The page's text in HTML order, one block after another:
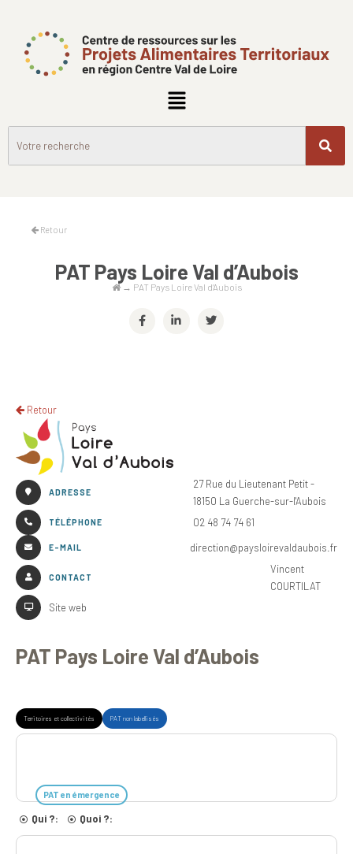
Retour
PAT Pays Loire Val d’Aubois
→ PAT Pays Loire Val d’Aubois
Retour
ADRESSE
27 Rue du Lieutenant Petit -
18150 La Guerche-sur-l'Aubois
TÉLÉPHONE 02 48 74 74 61
E-MAIL direction@paysloirevaldaubois.fr
CONTACT
Vincent
COURTILAT
Site web
PAT Pays Loire Val d’Aubois
Territoires et collectivités PAT non labellisés
PAT en émergence
Qui ?: Quoi ?: